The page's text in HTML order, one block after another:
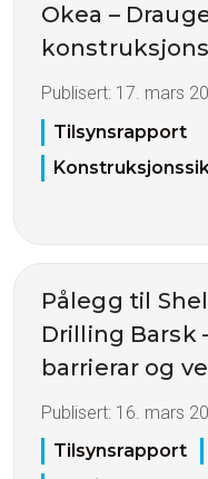
Okea –
Publisert: 17. mars
Tilsynsrapport
Pålegg til
Drilling Barsk
barrierar og
Publisert: 16. mars
Tilsynsrapport